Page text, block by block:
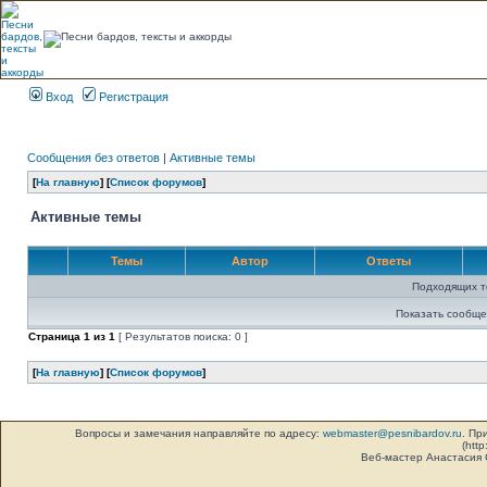
Вход Регистрация
Сообщения без ответов | Активные темы
[На главную] [Список форумов]
Активные темы
Темы Автор Ответы
Подходящих
Показать
Страница 1 из 1 [ Результатов поиска: 0 ]
[На главную] [Список форумов]
Вопросы и замечания направляйте по адресу: webmaster@pesnibardov.ru .
Веб-мастер